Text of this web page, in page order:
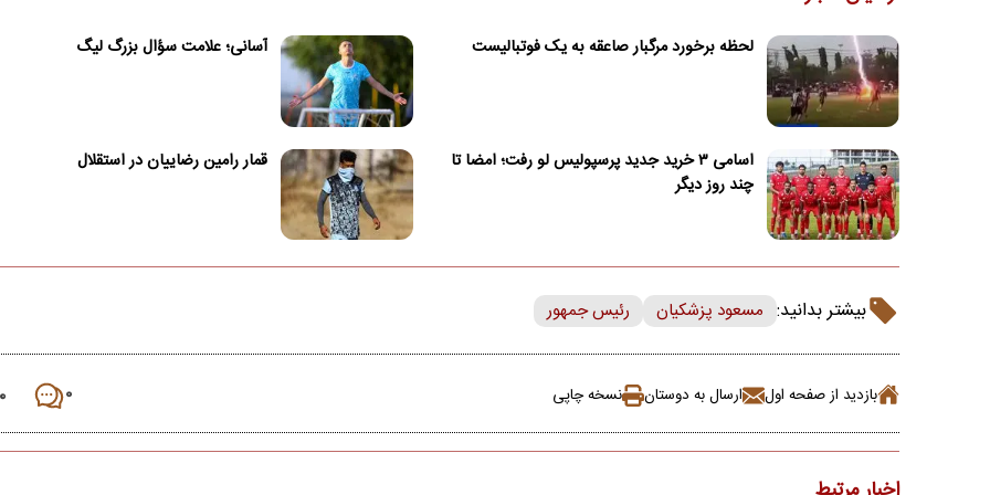
لحظه برخورد مرگبار صاعقه به یک فوتبالیست آسانی؛ علامت سؤال بزرگ لیگ
اسامی ۳ خرید جدید پرسپولیس لو رفت؛ امضا تا
چند روز دیگر
قمار رامین رضاییان در استقلال
بیشتر بدانید: مسعود پزشکیان رئیس جمهور
بازدید از صفحه اول ارسال به دوستان نسخه چاپی ۰ ۰